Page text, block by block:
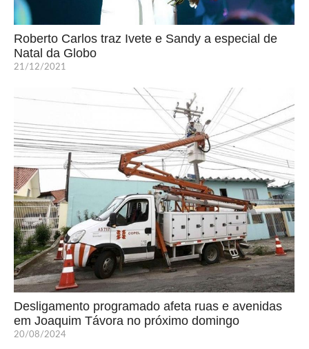
Roberto Carlos traz Ivete e Sandy a especial de
Natal da Globo
21/12/2021
Desligamento programado afeta ruas e avenidas
em Joaquim Távora no próximo domingo
20/08/2024